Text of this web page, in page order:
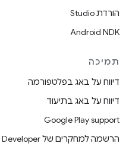
הורדת Studio
Android NDK
תמיכה
דיווח על באג בפלטפורמה
דיווח על באג בתיעוד
Google Play support
הרשמה למחקרים של Android Developer